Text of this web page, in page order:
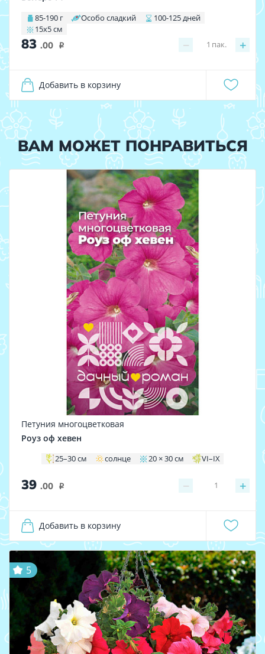
85-190 г Особо сладкий
100-125 дней
15х5 см
83 .00 i − +
1 пак.
Добавить в корзину
ВАМ МОЖЕТ ПОНРАВИТЬСЯ
Петуния многоцветковая
Роуз оф хевен
25–30 см солнце 20 × 30 см VI–IX
39 .00 i − +
1
Добавить в корзину
5